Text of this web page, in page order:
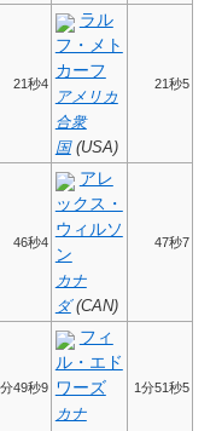
21秒4
ラル
フ・メト
カーフ
アメリカ
合衆
国(USA)
21秒5
46秒4
アレ
ックス・
ウィルソ
ン
カナ
ダ(CAN)
47秒7
49秒9
フィ
ル・エド
ワーズ
カナ
1分51秒5